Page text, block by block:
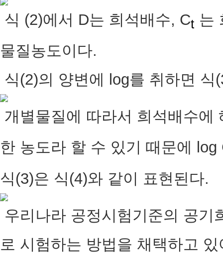
식 (2)에서 D는 희석배수, Ct 는
물질농도이다.
식(2)의 양변에 log를 취하면 식
개별물질에 따라서 희석배수에
한 농도라 할 수 있기 때문에 log
식(3)은 식(4)와 같이 표현된다.
우리나라 공정시험기준의 공기
로 시험하는 방법을 채택하고